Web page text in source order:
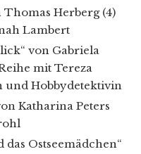
Thomas Herberg (4)
Lambert
von Gabriela
mit Tereza
und Hobbydetektivin
Katharina Peters
Ostseemädchen“